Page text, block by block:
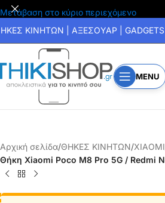
Μετάβαση στο κύριο περιεχόμενο
ΚΙΝΗΤΩΝ | ΑΞΕΣΟΥΑΡ | GADGETS
MENU
Αρχική σελίδα/ΘΗΚΕΣ ΚΙΝΗΤΩΝ/XIAOMI
Θήκη Xiaomi Poco M8 Pro 5G / Redmi